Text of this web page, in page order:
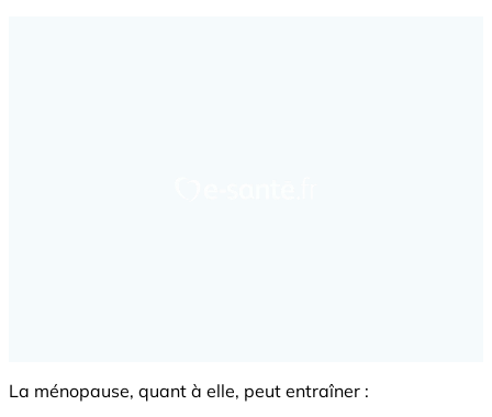
La ménopause, quant à elle, peut entraîner :